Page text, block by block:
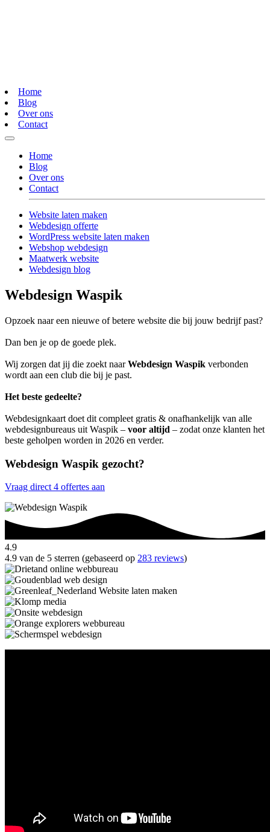
Home
Blog
Over ons
Contact
Home
Blog
Over ons
Contact
Website laten maken
Webdesign offerte
WordPress website laten maken
Webshop webdesign
Maatwerk website
Webdesign blog
Webdesign Waspik
Opzoek naar een nieuwe of betere website die bij jouw bedrijf past?
Dan ben je op de goede plek.
Wij zorgen dat jij die zoekt naarWebdesign Waspik verbonden
wordt aan een club die bij je past.
Het beste gedeelte?
Webdesignkaart doet dit compleet gratis & onafhankelijk van alle
webdesignbureaus uit Waspik – voor altijd – zodat onze klanten het
beste geholpen worden in 2026 en verder.
Webdesign Waspik gezocht?
Vraag direct 4 offertes aan
4.9
4.9 van de 5 sterren (gebaseerd op 283 reviews)